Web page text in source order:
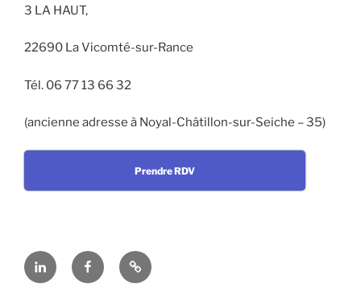
3 LA HAUT,
22690 La Vicomté-sur-Rance
Tél. 06 77 13 66 32
(ancienne adresse à Noyal-Châtillon-sur-Seiche – 35)
Prendre RDV
Linkedin Facebook
En
cas